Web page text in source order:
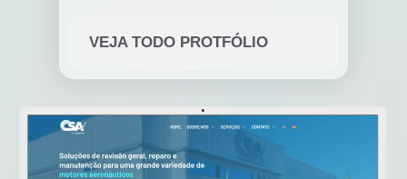
VEJA TODO PROTFÓLIO